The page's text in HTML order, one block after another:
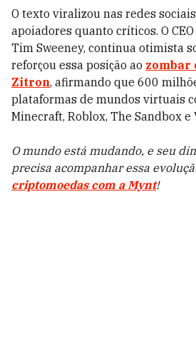
O texto viralizou nas redes
apoiadores quanto críticos. O
Tim Sweeney, continua otimista
reforçou essa posição ao zombar
Zitron, afirmando que 600
plataformas de mundos virtuais
Minecraft, Roblox, The Sandbox e
O mundo está mudando, e seu
precisa acompanhar essa
criptomoedas com a Mynt!